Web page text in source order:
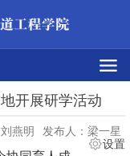
开展研学活动
燕明
发布人：梁一星
设置